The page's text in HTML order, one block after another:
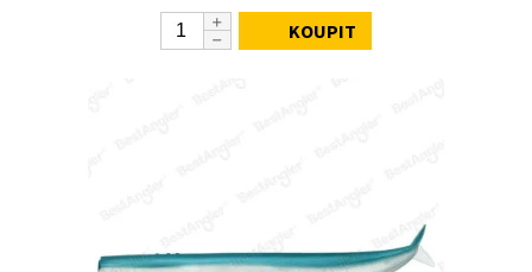
KOUPIT